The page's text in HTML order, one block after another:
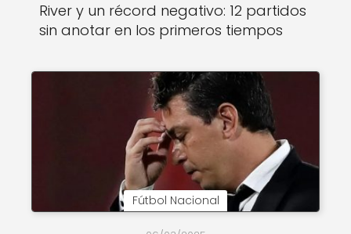
River y un récord negativo: 12 partidos
sin anotar en los primeros tiempos
Fútbol Nacional